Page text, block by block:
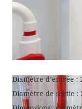
Diamètre d’entrée :
Diamètre de sortie :